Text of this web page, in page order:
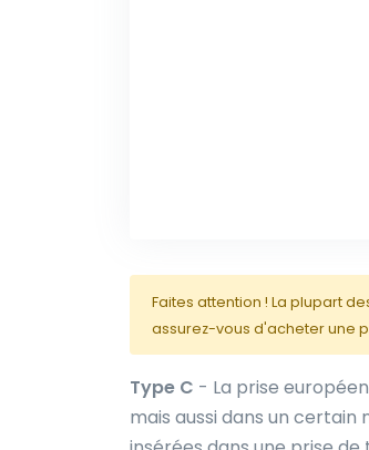
Faites attention ! La plupart
assurez-vous d'acheter une
Type C - La prise
mais aussi dans un